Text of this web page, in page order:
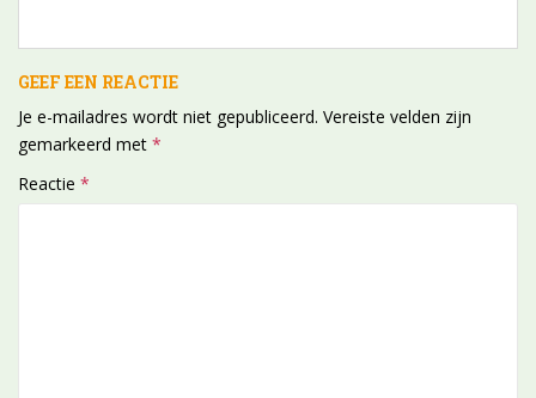
GEEF EEN REACTIE
Je e-mailadres wordt niet gepubliceerd. Vereiste velden zijn
gemarkeerd met *
Reactie *